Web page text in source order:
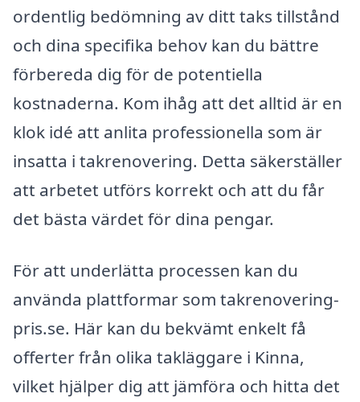
ordentlig bedömning av ditt taks tillstånd
och dina specifika behov kan du bättre
förbereda dig för de potentiella
kostnaderna. Kom ihåg att det alltid är en
klok idé att anlita professionella som är
insatta i takrenovering. Detta säkerställer
att arbetet utförs korrekt och att du får
det bästa värdet för dina pengar.
För att underlätta processen kan du
använda plattformar som takrenovering-
pris.se. Här kan du bekvämt enkelt få
offerter från olika takläggare i Kinna,
vilket hjälper dig att jämföra och hitta det